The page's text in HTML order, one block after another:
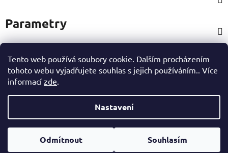
Tento web používá soubory cookie. Dalším procházením
tohoto webu vyjadřujete souhlas s jejich používáním.. Více
informací zde.
Nastavení
Odmítnout Souhlasím
Parametry
Hodnocení
Ostatní informace
Vytvořil Shoptet
Copyright 2026eshop Hynek Medřický. Všechna práva